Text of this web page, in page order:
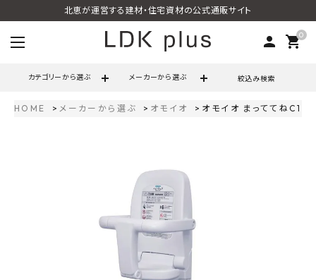
北恵が運営する建材・住宅資材の公式通販サイト
person 0
shopping_cart
カテゴリーから選ぶ メーカーから選ぶ 絞込み検索
営業時間 - 10:00～17:00（定休日 - 土日祝）
HOME メーカーから選ぶ オモイオ オモイオ まっててねC1